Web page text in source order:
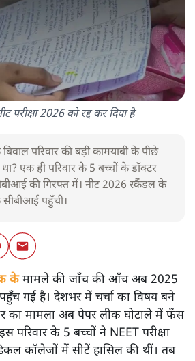
परीक्षा 2026 को रद्द कर दिया है
परिवार की बड़ी कामयाबी के पीछे
एक ही परिवार के 5 बच्चों के डॉक्टर
की गिरफ्त में। नीट 2026 स्कैंडल के
सीबीआई पहुँची।
केमामले की जाँच की आँच अब 2025
गई है। देशभर में चर्चा का विषय बने
का मामला अब पेपर लीक घोटाले में फँस
परिवार के 5 बच्चों ने NEET परीक्षा
कॉलेजों में सीटें हासिल की थीं। तब